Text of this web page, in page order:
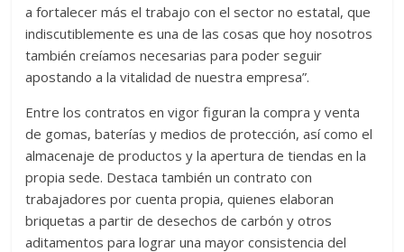
a fortalecer más el trabajo con el sector no estatal, que
indiscutiblemente es una de las cosas que hoy nosotros
también creíamos necesarias para poder seguir
apostando a la vitalidad de nuestra empresa”.
Entre los contratos en vigor figuran la compra y venta
de gomas, baterías y medios de protección, así como el
almacenaje de productos y la apertura de tiendas en la
propia sede. Destaca también un contrato con
trabajadores por cuenta propia, quienes elaboran
briquetas a partir de desechos de carbón y otros
aditamentos para lograr una mayor consistencia del